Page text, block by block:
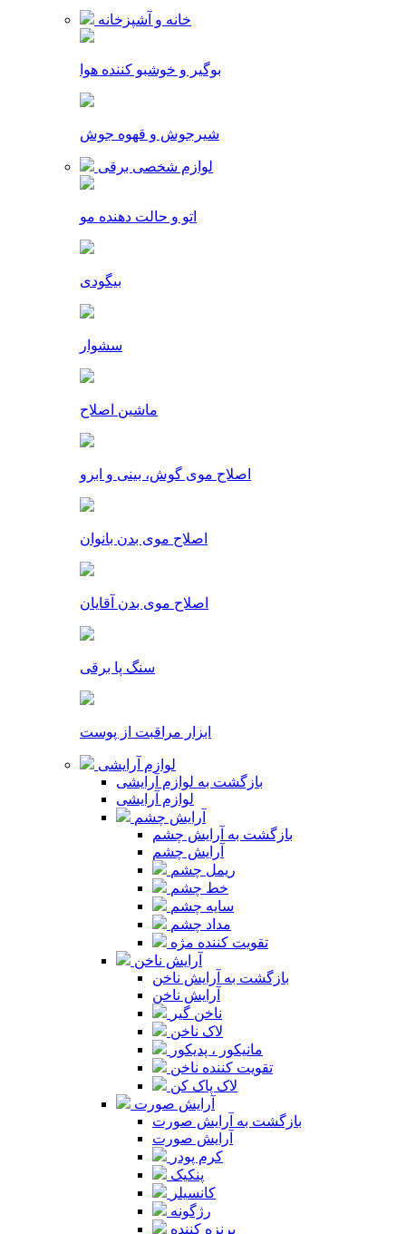
خانه و آشپزخانه
بوگیر و خوشبو کننده هوا
شیرجوش و قهوه جوش
لوازم شخصی برقی
اتو و حالت دهنده مو
بیگودی
سشوار
ماشین اصلاح
اصلاح موی گوش، بینی و ابرو
اصلاح موی بدن بانوان
اصلاح موی بدن آقایان
سنگ پا برقی
ابزار مراقبت از پوست
لوازم آرایشی
بازگشت به لوازم آرایشی
لوازم آرایشی
آرایش چشم
بازگشت به آرایش چشم
آرایش چشم
ریمل چشم
خط چشم
سایه چشم
مداد چشم
تقویت کننده مژه
آرایش ناخن
بازگشت به آرایش ناخن
آرایش ناخن
ناخن گیر
لاک ناخن
مانیکور ، پدیکور
تقویت کننده ناخن
لاک پاک کن
آرایش صورت
بازگشت به آرایش صورت
آرایش صورت
کرم پودر
پنکیک
کانسیلر
رژگونه
برنزه کننده